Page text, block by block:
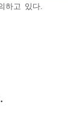
하고 있다.